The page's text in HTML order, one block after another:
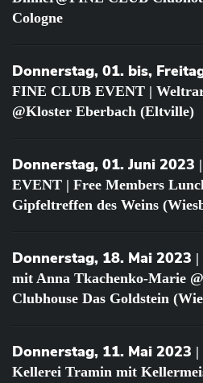
Cologne
Donnerstag, 01. bis,
FINE CLUB EVENT |
@Kloster Eberbach (Eltville)
Donnerstag, 01. Juni 2023
EVENT | Free Members
Gipfeltreffen des Weins
Donnerstag, 18. Mai 2023 |
mit Anna Tkachenko-Marie
Clubhouse Das Goldstein
Donnerstag, 11. Mai 2023 |
Kellerei Tramin mit